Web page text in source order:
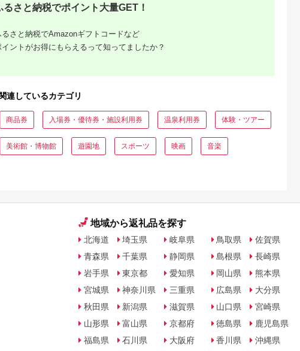
、年収いくら
できる？おす
介
るさと納税でポイント大量GET！
るさと納税でAmazonギフトコードなど
イントがお得にもらえるって知ってましたか？
連しているカテゴリ
商品券 入場券・優待券・施設利用券 温泉利用券 体験・ツアー
美術館・博物館 遊園地 スポーツ 映画 音楽
地域から返礼品を探す
北海道
青森県
岩手県
宮城県
秋田県
山形県
福島県
埼玉県
千葉県
東京都
神奈川県
新潟県
富山県
石川県
岐阜県
静岡県
愛知県
三重県
滋賀県
京都府
大阪府
鳥取県
島根県
岡山県
広島県
山口県
徳島県
香川県
佐賀県
長崎県
熊本県
大分県
宮崎県
鹿児島県
沖縄県